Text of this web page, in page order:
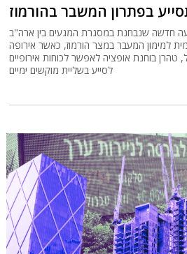
חדשה שנבחנת במסגרת המגעים בין ארה"ב
למימון המעבר במצר הורמוז, כאשר אירופה
בוחנת אופציה לאפשר לכוחות אירופיים
לסייע בשליית מוקשים ימיים